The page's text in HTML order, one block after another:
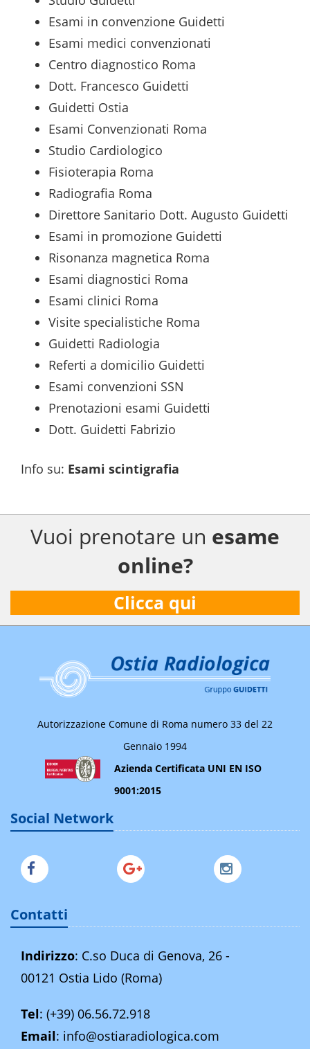
Esami in convenzione Guidetti
Esami medici convenzionati
Centro diagnostico Roma
Dott. Francesco Guidetti
Guidetti Ostia
Esami Convenzionati Roma
Studio Cardiologico
Fisioterapia Roma
Radiografia Roma
Direttore Sanitario Dott. Augusto Guidetti
Esami in promozione Guidetti
Risonanza magnetica Roma
Esami diagnostici Roma
Esami clinici Roma
Visite specialistiche Roma
Guidetti Radiologia
Referti a domicilio Guidetti
Esami convenzioni SSN
Prenotazioni esami Guidetti
Dott. Guidetti Fabrizio
Info su: Esami scintigrafia
Vuoi prenotare un esame
online?
Clicca qui
Autorizzazione Comune di Roma numero 33 del 22
Gennaio 1994
Azienda Certificata UNI EN ISO
9001:2015
Social Network
Contatti
Indirizzo: C.so Duca di Genova, 26 -
00121 Ostia Lido (Roma)
Tel: (+39) 06.56.72.918
Email: info@ostiaradiologica.com